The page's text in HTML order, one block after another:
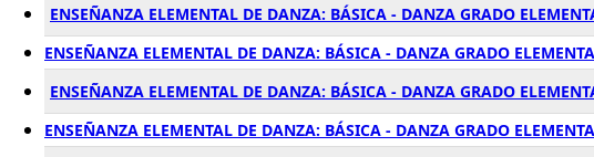
ENSEÑANZA ELEMENTAL DE DANZA: BÁSICA - DANZA GRADO
ENSEÑANZA ELEMENTAL DE DANZA: BÁSICA - DANZA GRADO
ENSEÑANZA ELEMENTAL DE DANZA: BÁSICA - DANZA GRADO
ENSEÑANZA ELEMENTAL DE DANZA: BÁSICA - DANZA GRADO